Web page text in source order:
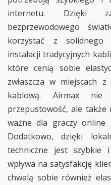
internetu. Dzięki
bezprzewodowego
korzystać z solidnego
instalacji tradycyjnych
które cenią sobie
zwłaszcza w miejscach
kablową. Airmax
przepustowość, ale
ważne dla graczy online
Dodatkowo, dzięki
techniczne jest szybkie
wpływa na satysfakcję
chwalą sobie również